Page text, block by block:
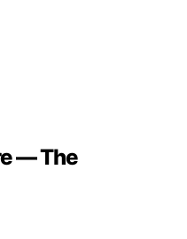
— The